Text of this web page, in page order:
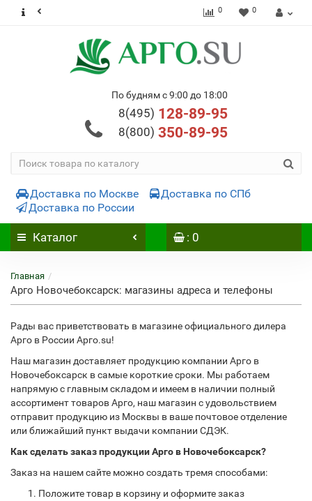
0 0
По будням с 9:00 до 18:00
8(495) 128-89-95
8(800) 350-89-95
Доставка по Москве
Доставка по СПб
Доставка по России
Каталог : 0
Главная
Арго Новочебоксарск: магазины адреса и телефоны
Рады вас приветствовать в магазине официального дилера
Арго в России Арго.su!
Наш магазин доставляет продукцию компании Арго в
Новочебоксарск в самые короткие сроки. Мы работаем
напрямую с главным складом и имеем в наличии полный
ассортимент товаров Арго, наш магазин с удовольствием
отправит продукцию из Москвы в ваше почтовое отделение
или ближайший пункт выдачи компании СДЭК.
Как сделать заказ продукции Арго в Новочебоксарск?
Заказ на нашем сайте можно создать тремя способами:
Положите товар в корзину и оформите заказ